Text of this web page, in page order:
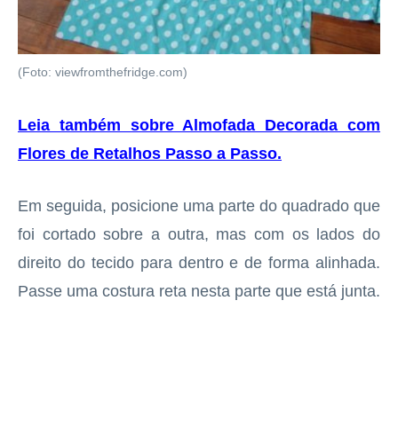
(Foto: viewfromthefridge.com)
Leia também sobre Almofada Decorada com
Flores de Retalhos Passo a Passo.
Em seguida, posicione uma parte do quadrado que
foi cortado sobre a outra, mas com os lados do
direito do tecido para dentro e de forma alinhada.
Passe uma costura reta nesta parte que está junta.